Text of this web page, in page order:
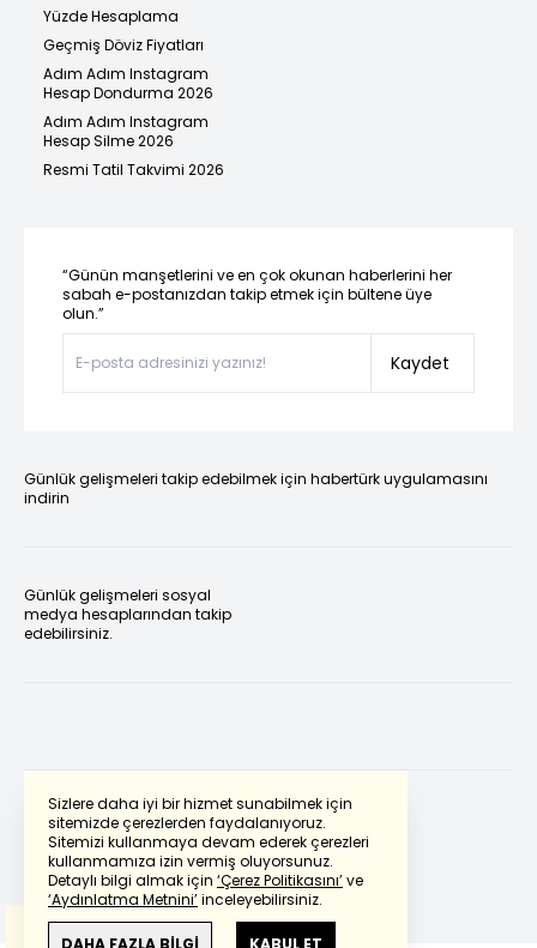
Sizlere daha iyi bir hizmet sunabilmek için
sitemizde çerezlerden faydalanıyoruz.
Sitemizi kullanmaya devam ederek çerezleri
kullanmamıza izin vermiş oluyorsunuz.
Detaylı bilgi almak için ‘Çerez Politikasını’ve
‘Aydınlatma Metnini’inceleyebilirsiniz.
DAHA FAZLA BİLGİ KABUL ET
Yüzde Hesaplama
Geçmiş Döviz Fiyatları
Adım Adım Instagram
Hesap Dondurma 2026
Adım Adım Instagram
Hesap Silme 2026
Resmi Tatil Takvimi 2026
“Günün manşetlerini ve en çok okunan haberlerini her
sabah e-postanızdan takip etmek için bültene üye
olun.”
Kaydet
Günlük gelişmeleri takip edebilmek için habertürk uygulamasını
indirin
Günlük gelişmeleri sosyal
medya hesaplarından takip
edebilirsiniz.
Powered by Translate
Bu çevirideGoogle Transletekullanılmıştır.
Anlam ve çeviri hatalarından
haberturk.com